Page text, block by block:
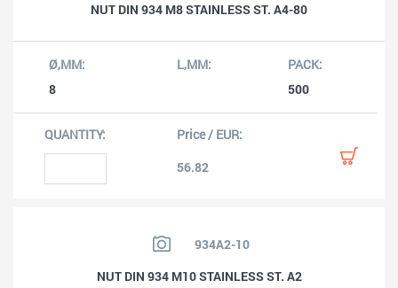
NUT DIN 934 M8 STAINLESS ST. A4-80
8 500
56.82
934A2-10
NUT DIN 934 M10 STAINLESS ST. A2